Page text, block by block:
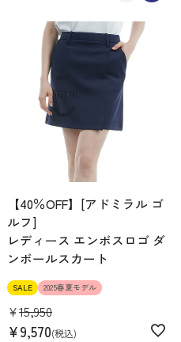
【40％OFF】[アドミラル ゴ
ルフ]
レディース エンボスロゴ ダ
ンボールスカート
SALE 2025春夏モデル
¥15,950
¥9,570 税込